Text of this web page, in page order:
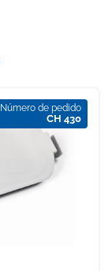
Número de pedido
CH 430